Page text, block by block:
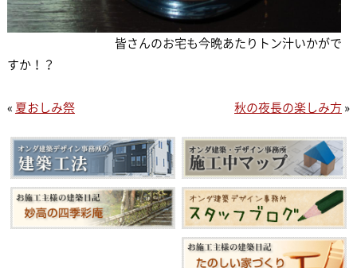
皆さんのお宅も今晩あたりトン汁いかがで
すか！？
« 夏おしみ祭 秋の夜長の楽しみ方 »